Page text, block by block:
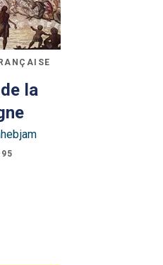
la